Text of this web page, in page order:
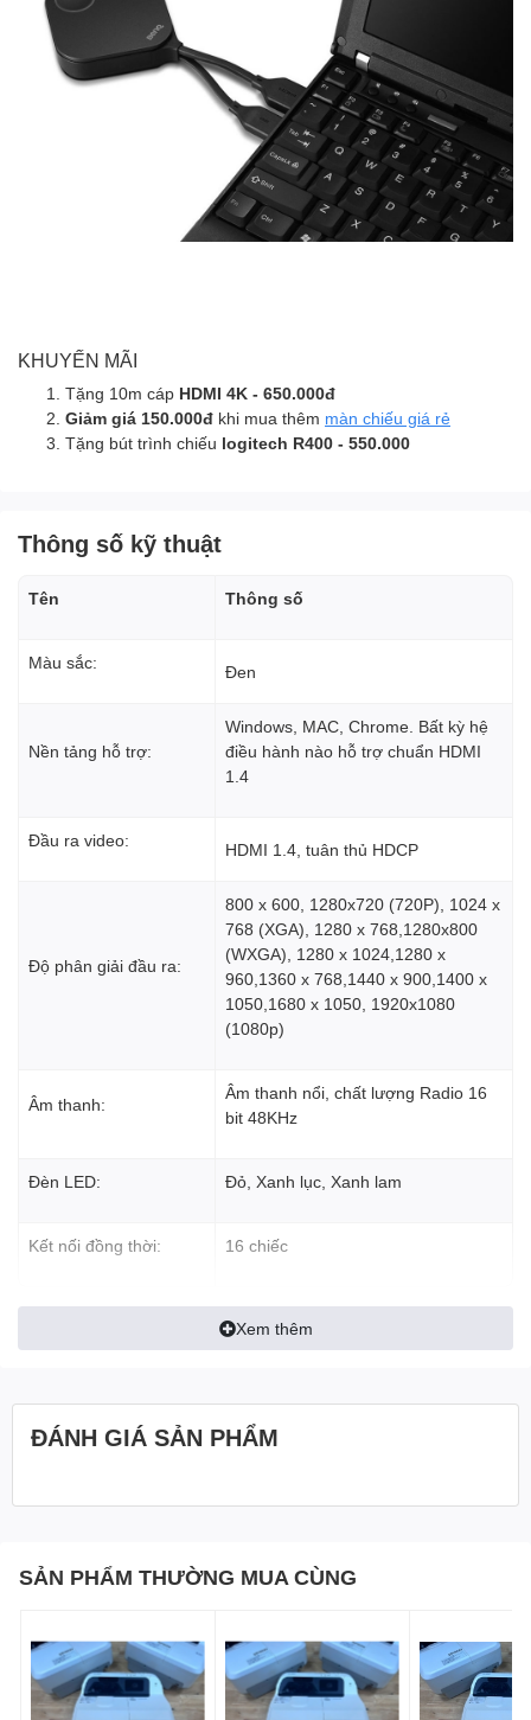
KHUYẾN MÃI
Tặng 10m cáp HDMI 4K - 650.000đ
Giảm giá 150.000đ khi mua thêm màn chiếu giá rẻ
Tặng bút trình chiếu logitech R400 - 550.000
Thông số kỹ thuật
Tên Thông số
Màu sắc: Đen
Nền tảng hỗ trợ:
Windows, MAC, Chrome. Bất kỳ hệ
điều hành nào hỗ trợ chuẩn HDMI
1.4
Đầu ra video: HDMI 1.4, tuân thủ HDCP
Độ phân giải đầu ra:
800 x 600, 1280x720 (720P), 1024 x
768 (XGA), 1280 x 768,1280x800
(WXGA), 1280 x 1024,1280 x
960,1360 x 768,1440 x 900,1400 x
1050,1680 x 1050, 1920x1080
(1080p)
Âm thanh:
Âm thanh nổi, chất lượng Radio 16
bit 48KHz
Đèn LED: Đỏ, Xanh lục, Xanh lam
Kết nối đồng thời: 16 chiếc
Xem thêm
ĐÁNH GIÁ SẢN PHẨM
SẢN PHẨM THƯỜNG MUA CÙNG